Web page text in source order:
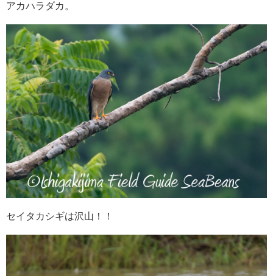
アカハラダカ。
セイタカシギは沢山！！